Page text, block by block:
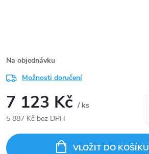
Na objednávku
Možnosti doručení
7 123 Kč / ks
5 887 Kč bez DPH
cena:
VLOŽIT DO KOŠÍKU